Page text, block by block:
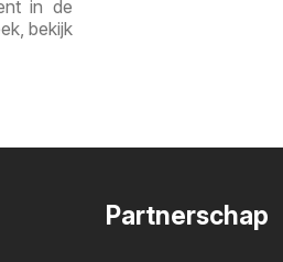
in de
bekijk
Partnerschap